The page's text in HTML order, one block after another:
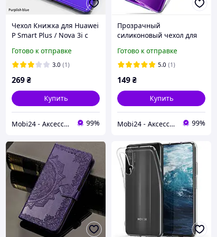
Чехол Книжка для Huawei
P Smart Plus / Nova 3i с
поверхностью (5 Цветов)
Готово к отправке
3.0 (1)
269₴
Купить
Mobi24 - Аксессуары для смартфонов 99%
Прозрачный
силиконовый чехол для
Nova 3i
Готово к отправке
5.0 (1)
149₴
Купить
Mobi24 - Аксессуары для смартфонов 99%